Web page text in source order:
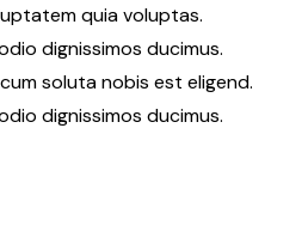
quia voluptas.
dignissimos ducimus.
soluta nobis est eligend.
dignissimos ducimus.